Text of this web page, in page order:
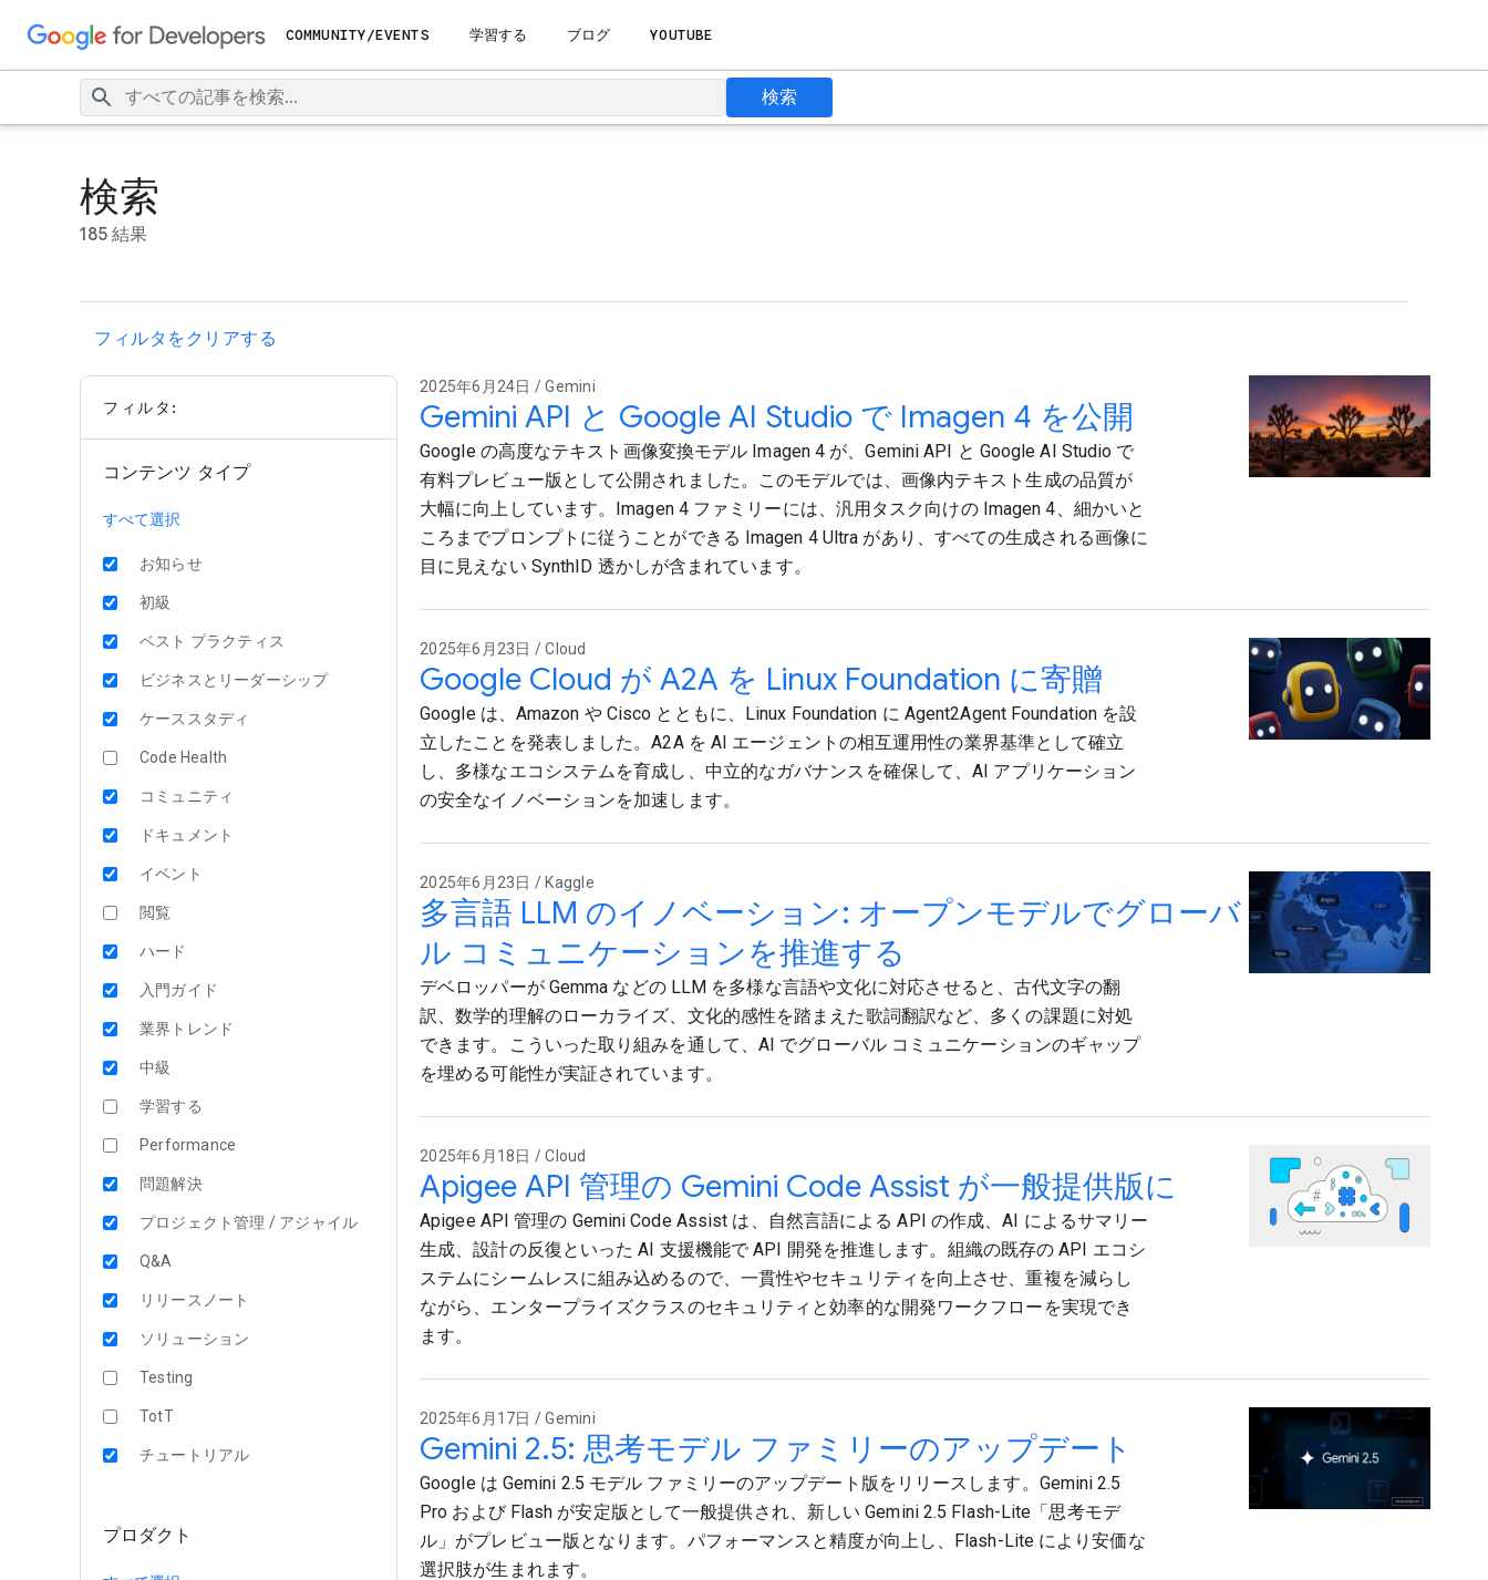
COMMUNITY/EVENTS 学習する ブログ YOUTUBE
検索
検索
185 結果
フィルタをクリアする
フィルタ:
コンテンツ タイプ
すべて選択
お知らせ
初級
ベスト プラクティス
ビジネスとリーダーシップ
ケーススタディ
Code Health
コミュニティ
ドキュメント
イベント
閲覧
ハード
入門ガイド
業界トレンド
中級
学習する
Performance
問題解決
プロジェクト管理 / アジャイル
Q&A
リリースノート
ソリューション
Testing
TotT
チュートリアル
プロダクト
2025年6月24日 / Gemini
Gemini API と Google AI Studio で Imagen 4 を公開
Google の高度なテキスト画像変換モデル Imagen 4 が、Gemini API と Google AI Studio で
有料プレビュー版として公開されました。このモデルでは、画像内テキスト生成の品質が
大幅に向上しています。Imagen 4 ファミリーには、汎用タスク向けの Imagen 4、細かいと
ころまでプロンプトに従うことができる Imagen 4 Ultra があり、すべての生成される画像に
目に見えない SynthID 透かしが含まれています。
2025年6月23日 / Cloud
Google Cloud が A2A を Linux Foundation に寄贈
Google は、Amazon や Cisco とともに、Linux Foundation に Agent2Agent Foundation を設
立したことを発表しました。A2A を AI エージェントの相互運用性の業界基準として確立
し、多様なエコシステムを育成し、中立的なガバナンスを確保して、AI アプリケーション
の安全なイノベーションを加速します。
2025年6月23日 / Kaggle
多言語 LLM のイノベーション: オープンモデルでグローバ
ル コミュニケーションを推進する
デベロッパーが Gemma などの LLM を多様な言語や文化に対応させると、古代文字の翻
訳、数学的理解のローカライズ、文化的感性を踏まえた歌詞翻訳など、多くの課題に対処
できます。こういった取り組みを通して、AI でグローバル コミュニケーションのギャップ
を埋める可能性が実証されています。
2025年6月18日 / Cloud
Apigee API 管理の Gemini Code Assist が一般提供版に
Apigee API 管理の Gemini Code Assist は、自然言語による API の作成、AI によるサマリー
生成、設計の反復といった AI 支援機能で API 開発を推進します。組織の既存の API エコシ
ステムにシームレスに組み込めるので、一貫性やセキュリティを向上させ、重複を減らし
ながら、エンタープライズクラスのセキュリティと効率的な開発ワークフローを実現でき
ます。
2025年6月17日 / Gemini
Gemini 2.5: 思考モデル ファミリーのアップデート
Google は Gemini 2.5 モデル ファミリーのアップデート版をリリースします。Gemini 2.5
Pro および Flash が安定版として一般提供され、新しい Gemini 2.5 Flash-Lite「思考モデ
ル」がプレビュー版となります。パフォーマンスと精度が向上し、Flash-Lite により安価な
選択肢が生まれます。